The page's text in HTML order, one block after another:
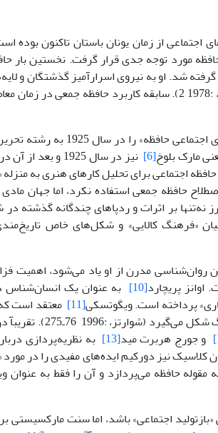
از زمان یونان باستان تاکنون بوده
مورد توجه جدى قرار گرفت. نخستین بار
گرفته شد. او به نیروى اسرارآمیز گذشتگان و
او کتاب مشهور و برجسته
مارک بلوخ[6]
نیز در سال 1925 و
حافظه اجتماعى براى تحلیل کارهاى هنرى به منزله
حافظه جمعى استفاده نکرد، اما جهان مادى
نه‌تنها بر اثرات و ردپاهاى چندگانه گذشته
«فرهنگ کالایى» و شکل‌هاى خاص
روان‌شناسى مدرن از او یاد مى‌شود، اهمیت
پریچارد[10]
به عنوان یک انسان‌شناس
پرداخته است. ویگوتسکى[11]
معتقد است
گرفته و به طور کامل تحت
و جورج هربرت مید[13]
به نظریه‌پردازى
نیز دورکیم ایده‌هاى مفیدى را در مورد
حافظه مى‌پردازد و آن را فقط به عنوان
اجتماعى» باشد، اما سنت مارکسیستى